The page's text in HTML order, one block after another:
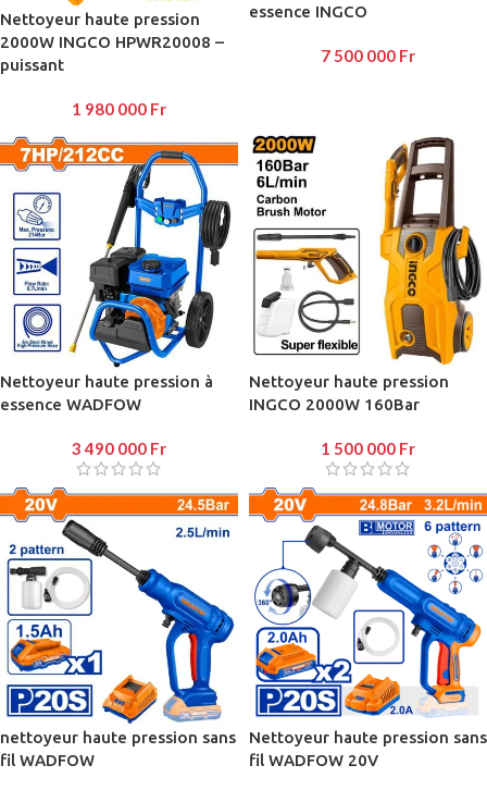
Nettoyeur haute pression
2000W INGCO HPWR20008 –
puissant
1 980 000 Fr
essence INGCO
7 500 000 Fr
Nettoyeur haute pression à
essence WADFOW
3 490 000 Fr
Nettoyeur haute pression
INGCO 2000W 160Bar
1 500 000 Fr
nettoyeur haute pression sans
fil WADFOW
Nettoyeur haute pression sans
fil WADFOW 20V